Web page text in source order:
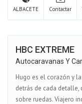
ALBACETE Contactar
HBC EXTREME
Autocaravanas Y
Hugo es el corazón y
detrás de cada detalle,
sobre ruedas. Viajero